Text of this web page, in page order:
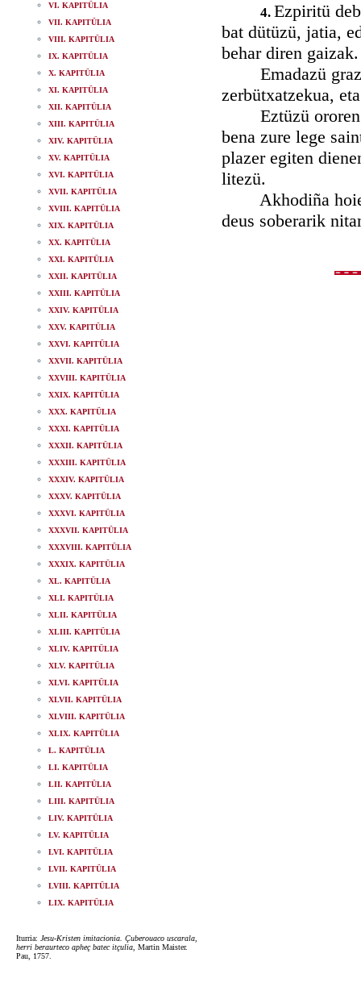
VI. KAPITÜLIA
VII. KAPITÜLIA
VIII. KAPITÜLIA
IX. KAPITÜLIA
X. KAPITÜLIA
XI. KAPITÜLIA
XII. KAPITÜLIA
XIII. KAPITÜLIA
XIV. KAPITÜLIA
XV. KAPITÜLIA
XVI. KAPITÜLIA
XVII. KAPITÜLIA
XVIII. KAPITÜLIA
XIX. KAPITÜLIA
XX. KAPITÜLIA
XXI. KAPITÜLIA
XXII. KAPITÜLIA
XXIII. KAPITÜLIA
XXIV. KAPITÜLIA
XXV. KAPITÜLIA
XXVI. KAPITÜLIA
XXVII. KAPITÜLIA
XXVIII. KAPITÜLIA
XXIX. KAPITÜLIA
XXX. KAPITÜLIA
XXXI. KAPITÜLIA
XXXII. KAPITÜLIA
XXXIII. KAPITÜLIA
XXXIV. KAPITÜLIA
XXXV. KAPITÜLIA
XXXVI. KAPITÜLIA
XXXVII. KAPITÜLIA
XXXVIII. KAPITÜLIA
XXXIX. KAPITÜLIA
XL. KAPITÜLIA
XLI. KAPITÜLIA
XLII. KAPITÜLIA
XLIII. KAPITÜLIA
XLIV. KAPITÜLIA
XLV. KAPITÜLIA
XLVI. KAPITÜLIA
XLVII. KAPITÜLIA
XLVIII. KAPITÜLIA
XLIX. KAPITÜLIA
L. KAPITÜLIA
LI. KAPITÜLIA
LII. KAPITÜLIA
LIII. KAPITÜLIA
LIV. KAPITÜLIA
LV. KAPITÜLIA
LVI. KAPITÜLIA
LVII. KAPITÜLIA
LVIII. KAPITÜLIA
LIX. KAPITÜLIA
Iturria: Jesu-Kristen imitacionia. Çuberouaco uscarala,
herri beraurteco apheç batec itçulia , Martin Maister.
Pau, 1757.
4. Ezpiritü
bat dütüzü, jatia,
behar diren gaizak.
Emadazü
zerbütxatzekua,
Eztüzü ororen
bena zure lege
plazer egiten
litezü.
Akhodiña hoien
deus soberarik